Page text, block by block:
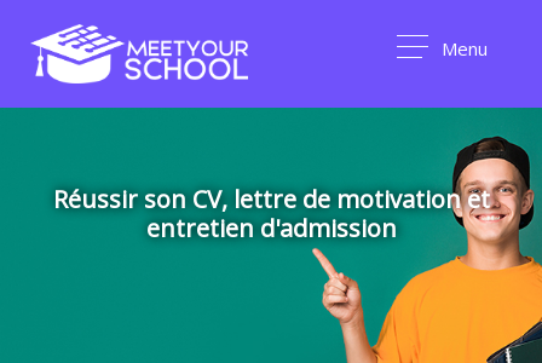
Menu
Réussir son CV, lettre de motivation et
entretien d'admission